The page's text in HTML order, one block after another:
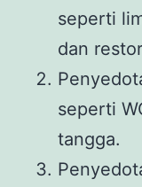
seperti
dan
seperti
tangga.